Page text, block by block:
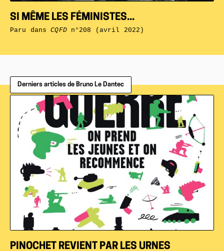
SI MÊME LES FÉMINISTES...
Paru dansCQFDn°208 (avril 2022)
Derniers articles de Bruno Le Dantec
PINOCHET REVIENT PAR LES URNES